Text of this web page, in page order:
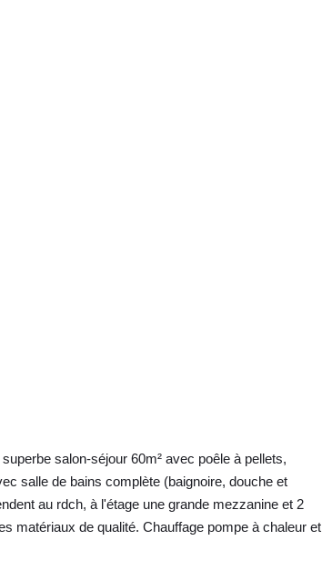
salon-séjour 60m² avec poêle à pellets,
salle de bains complète (baignoire, douche et
au rdch, à l'étage une grande mezzanine et 2
matériaux de qualité. Chauffage pompe à chaleur et